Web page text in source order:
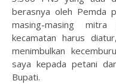
berasnya oleh Pemda
masing-masing
kecamatan harus
menimbulkan
saya kepada petani
Bupati.